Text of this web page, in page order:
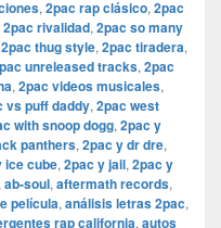
, 2pac rap clásico, 2pac
2pac rivalidad, 2pac so many
2pac thug style, 2pac tiradera,
unreleased tracks, 2pac
, 2pac videos musicales,
vs puff daddy, 2pac west
with snoop dogg, 2pac y
panthers, 2pac y dr dre,
ice cube, 2pac y jail, 2pac y
ab-soul, aftermath records,
película, análisis letras 2pac,
rap california, autos